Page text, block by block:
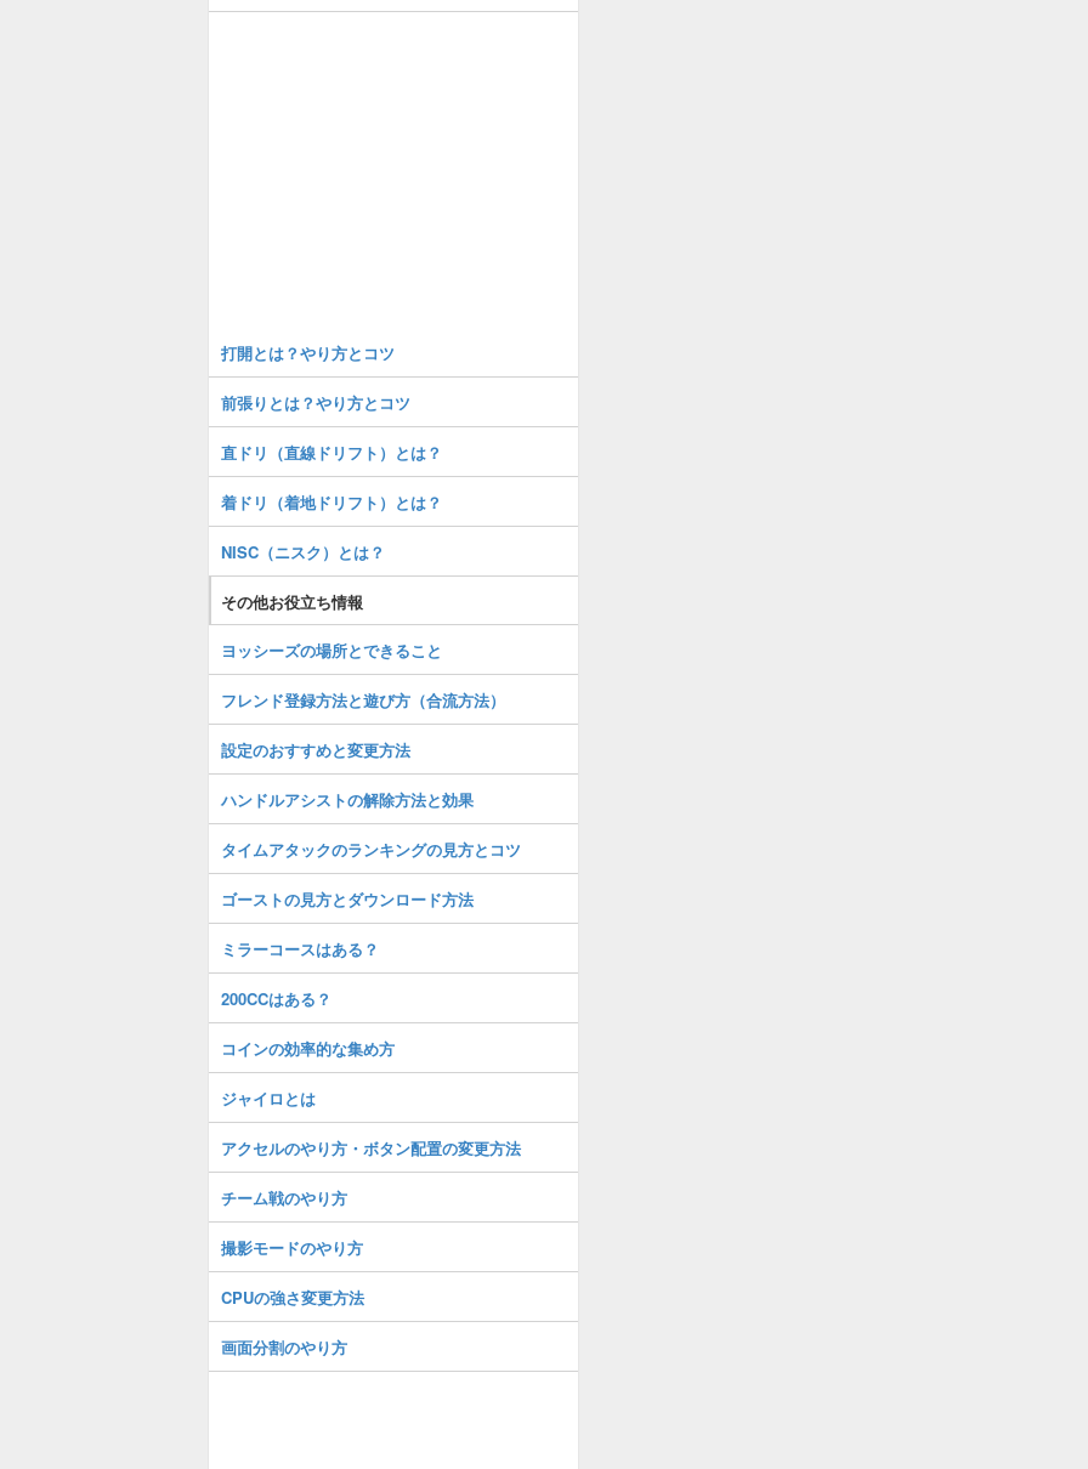
打開とは？やり方とコツ
前張りとは？やり方とコツ
直ドリ（直線ドリフト）とは？
着ドリ（着地ドリフト）とは？
NISC（ニスク）とは？
その他お役立ち情報
ヨッシーズの場所とできること
フレンド登録方法と遊び方（合流方法）
設定のおすすめと変更方法
ハンドルアシストの解除方法と効果
タイムアタックのランキングの見方とコツ
ゴーストの見方とダウンロード方法
ミラーコースはある？
200CCはある？
コインの効率的な集め方
ジャイロとは
アクセルのやり方・ボタン配置の変更方法
チーム戦のやり方
撮影モードのやり方
CPUの強さ変更方法
画面分割のやり方